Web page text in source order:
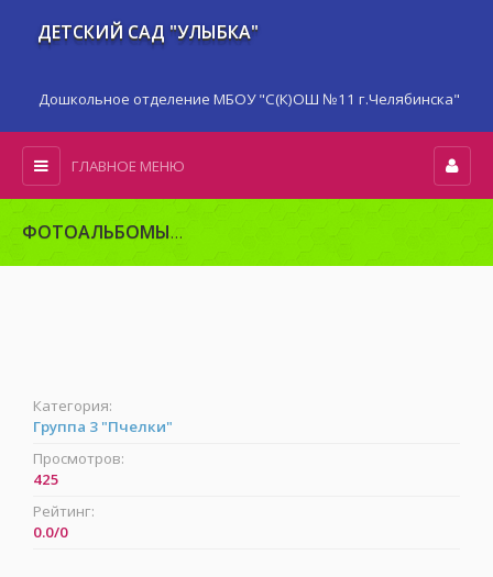
ДЕТСКИЙ САД "УЛЫБКА"
Дошкольное отделение МБОУ "С(К)ОШ №11 г.Челябинска"
ГЛАВНОЕ МЕНЮ
ФОТОАЛЬБОМЫ
Категория:
Группа 3 "Пчелки"
Просмотров:
425
Рейтинг:
0.0/0